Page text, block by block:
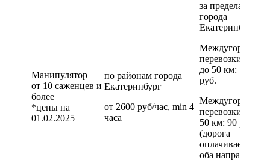
Манипулятор
от 10 саженцев и
более
*цены на
01.02.2025
по районам города
Екатеринбург
от 2600 руб/час, min 4
часа
за пределами
города
Екатеринбург
Междугородние
перевозки
до 50 км: 18 000
руб.
Междугородние
перевозки
50 км: 90 руб./км
(дорога
оплачивается в
оба направления